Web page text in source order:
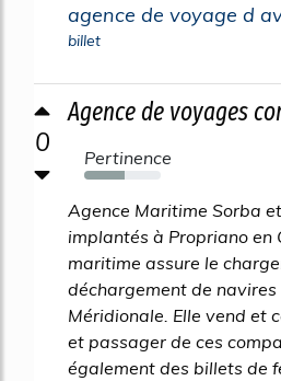
agence de voyage d
billet
0
Agence de voyages
Pertinence
53%
Agence Maritime Sorba
implantés à Propriano en
maritime assure le
déchargement de
Méridionale. Elle vend et
et passager de ces
également des billets de